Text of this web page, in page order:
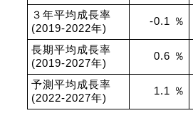
３年平均成長率
(2019-2022年)
-0.1 ％
長期平均成長率
(2019-2027年)
0.6 ％
予測平均成長率
(2022-2027年)
1.1 ％